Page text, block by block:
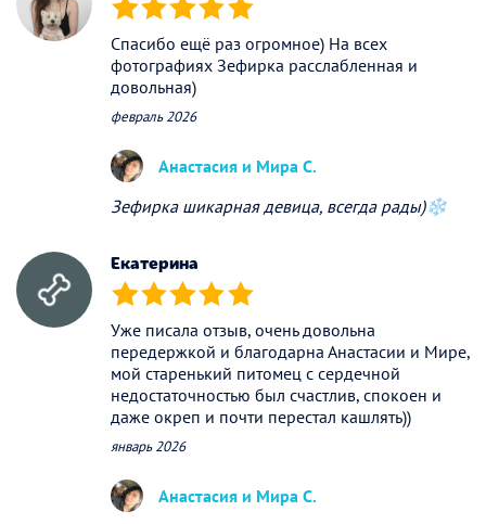
(*) (*) (*) (*) (*)
Спасибо ещё раз огромное) На всех
фотографиях Зефирка расслабленная и
довольная)
февраль 2026
Анастасия и Мира С.
Зефирка шикарная девица, всегда рады)❄️
Екатерина
(*) (*) (*) (*) (*)
Уже писала отзыв, очень довольна
передержкой и благодарна Анастасии и Мире,
мой старенький питомец с сердечной
недостаточностью был счастлив, спокоен и
даже окреп и почти перестал кашлять))
январь 2026
Анастасия и Мира С.